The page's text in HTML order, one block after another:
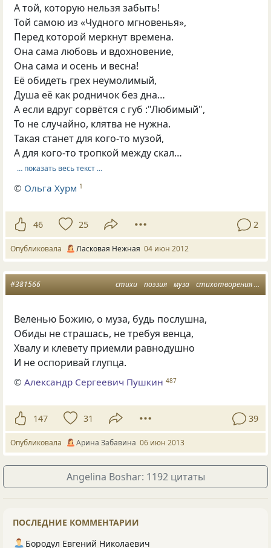
А той, которую нельзя забыть!
Той самою из «Чудного мгновенья»,
Перед которой меркнут времена.
Она сама любовь и вдохновение,
Она сама и осень и весна!
Её обидеть грех неумолимый,
Душа её как родничок без дна…
А если вдруг сорвётся с губ :"Любимый",
То не случайно, клятва не нужна.
Такая станет для кого-то музой,
А для кого-то тропкой между скал…
… показать весь текст …
© Ольга Хурм 1
46 25 2
Опубликовала Ласковая Нежная 04 июн 2012
стихи поэзия муза стихотворения
#381566
Веленью Божию, о муза, будь послушна,
Обиды не страшась, не требуя венца,
Хвалу и клевету приемли равнодушно
И не оспоривай глупца.
©Александр Сергеевич Пушкин 487
147 31 39
Опубликовала Арина Забавина 06 июн 2013
Angelina Boshar: 1192 цитаты
ПОСЛЕДНИЕ КОММЕНТАРИИ
Бородул Евгений Николаевич